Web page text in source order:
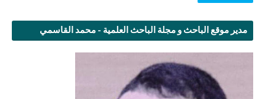
مدير موقع الباحث و مجلة الباحث العلمية - محمد القاسمي